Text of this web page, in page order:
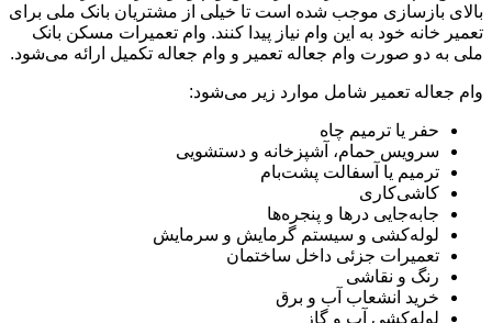
بالای بازسازی موجب شده است تا خیلی از مشتریان بانک ملی برای
تعمیر خانه خود به این وام نیاز پیدا کنند. وام تعمیرات مسکن بانک
ملی به دو صورت وام جعاله تعمیر و وام جعاله تکمیل ارائه می‌شود.
وام جعاله تعمیر شامل موارد زیر می‌شود:
حفر یا ترمیم چاه
سرویس حمام، آشپزخانه و دستشویی
ترمیم یا آسفالت پشت‌بام
کاشی‌کاری
جابه‌جایی در‌ها و پنجره‌ها
لوله‌کشی و سیستم گرمایش و سرمایش
تعمیرات جزئی داخل ساختمان
رنگ و نقاشی
خرید انشعاب آب و برق
لوله‌کشی آب و گاز